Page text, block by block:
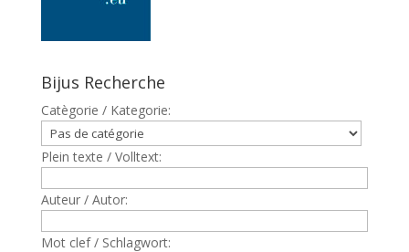
Bijus Recherche
Catègorie / Kategorie:
Plein texte / Volltext:
Auteur / Autor:
Mot clef / Schlagwort: